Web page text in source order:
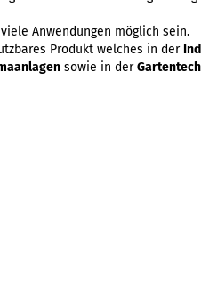
Anwendungen möglich sein.
Produkt welches in der
sowie in der